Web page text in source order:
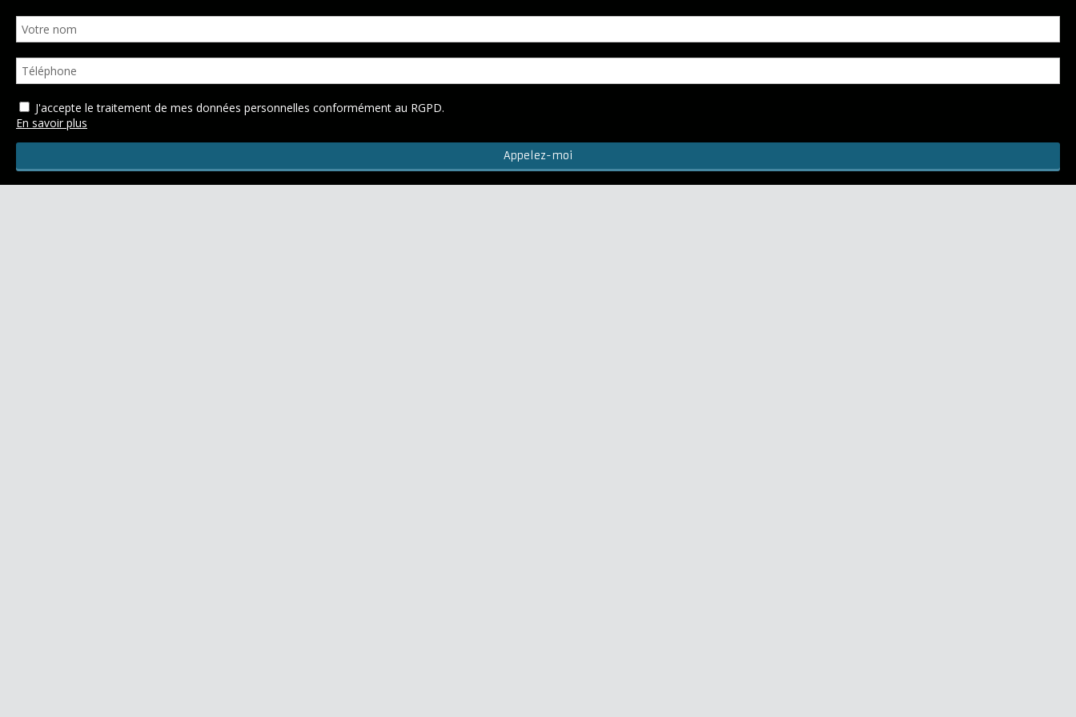
J'accepte le traitement de mes données personnelles conformément au RGPD.
En savoir plus